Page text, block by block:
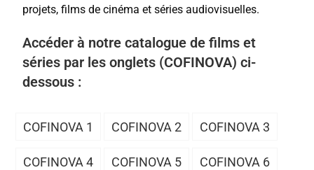
projets, films de cinéma et séries audiovisuelles.
Accéder à notre catalogue de films et
séries par les onglets (COFINOVA) ci-
dessous :
COFINOVA 1 COFINOVA 2 COFINOVA 3
COFINOVA 4 COFINOVA 5 COFINOVA 6